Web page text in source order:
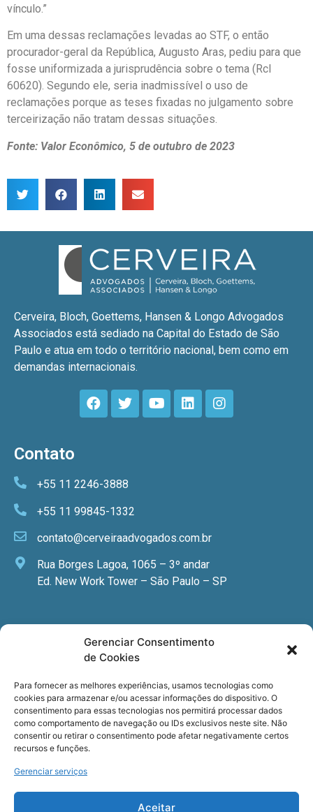
Gerenciar Consentimento
de Cookies
Para fornecer as melhores experiências, usamos tecnologias como
cookies para armazenar e/ou acessar informações do dispositivo. O
consentimento para essas tecnologias nos permitirá processar dados
como comportamento de navegação ou IDs exclusivos neste site. Não
consentir ou retirar o consentimento pode afetar negativamente certos
recursos e funções.
Gerenciar serviços
Aceitar
vínculo.”
Em uma dessas reclamações levadas ao STF, o então
procurador-geral da República, Augusto Aras, pediu para que
fosse uniformizada a jurisprudência sobre o tema (Rcl
60620). Segundo ele, seria inadmissível o uso de
reclamações porque as teses fixadas no julgamento sobre
terceirização não tratam dessas situações.
Fonte: Valor Econômico, 5 de outubro de 2023
Cerveira, Bloch, Goettems, Hansen & Longo Advogados
Associados está sediado na Capital do Estado de São
Paulo e atua em todo o território nacional, bem como em
demandas internacionais.
Contato
+55 11 2246-3888
+55 11 99845-1332
contato@cerveiraadvogados.com.br
Rua Borges Lagoa, 1065 – 3º andar
Ed. New Work Tower – São Paulo – SP
Newsletter
especializadas, cursos e eventos?
Registre seu email.
Termos de usoe aPolítica de privacidade